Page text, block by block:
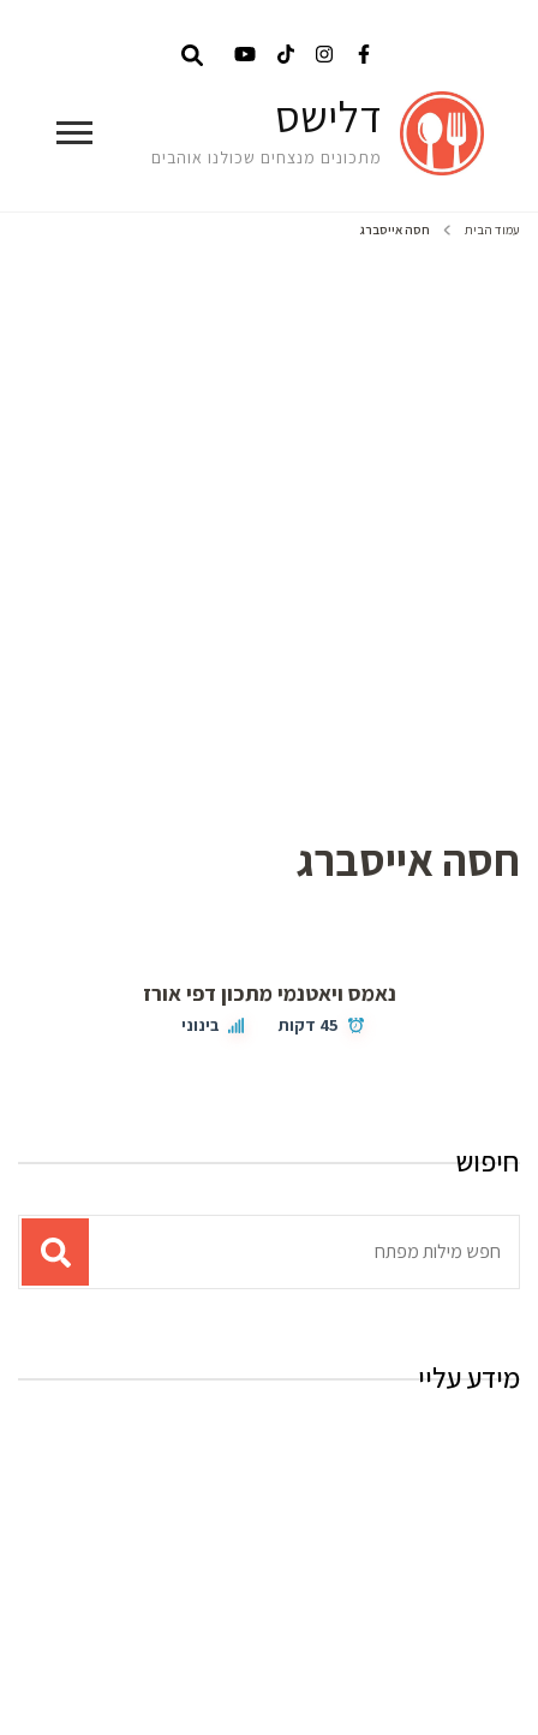
דלישס
מתכונים מנצחים שכולנו אוהבים
עמוד הבית חסה אייסברג
חסה אייסברג
נאמס ויאטנמי מתכון דפי אורז
45 דקות בינוני
חיפוש
מידע עליי